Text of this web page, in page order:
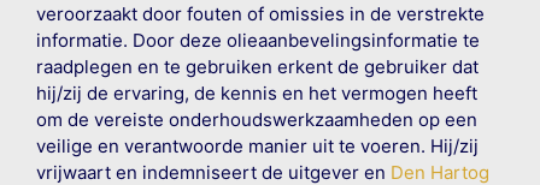
veroorzaakt door fouten of omissies in de verstrekte
informatie. Door deze olieaanbevelingsinformatie te
raadplegen en te gebruiken erkent de gebruiker dat
hij/zij de ervaring, de kennis en het vermogen heeft
om de vereiste onderhoudswerkzaamheden op een
veilige en verantwoorde manier uit te voeren. Hij/zij
vrijwaart en indemniseert de uitgever en Den Hartog